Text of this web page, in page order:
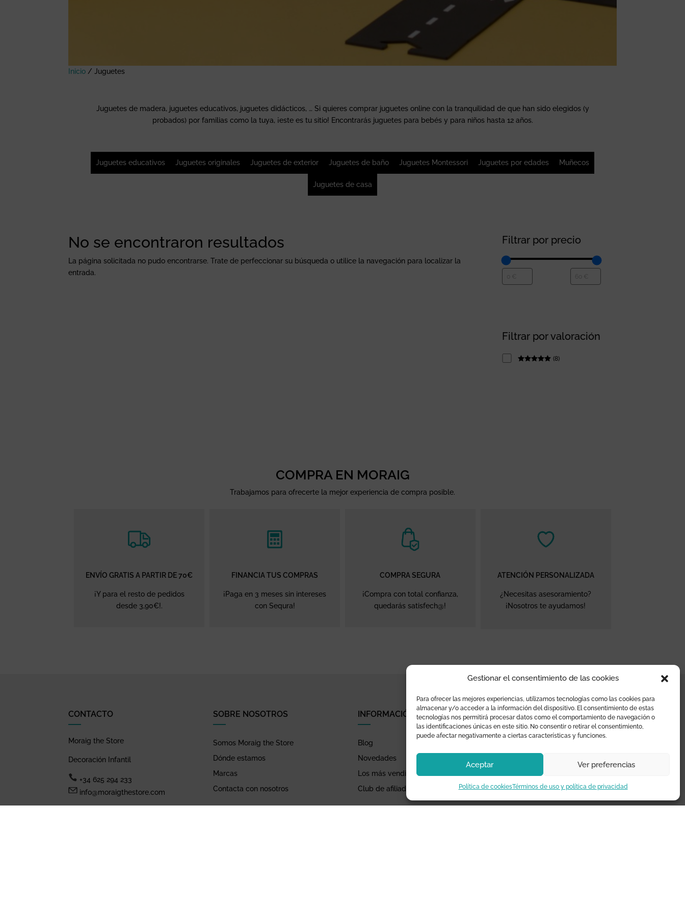
Gestionar el consentimiento de las cookies
Para ofrecer las mejores experiencias, utilizamos tecnologías como las cookies para
almacenar y/o acceder a la información del dispositivo. El consentimiento de estas
tecnologías nos permitirá procesar datos como el comportamiento de navegación o
las identificaciones únicas en este sitio. No consentir o retirar el consentimiento,
puede afectar negativamente a ciertas características y funciones.
Aceptar Ver preferencias
Política de cookiesTérminos de uso y política de privacidad
Inicio /Juguetes
Juguetes de madera, juguetes educativos, juguetes didácticos, … Si quieres comprar juguetes online con la tranquilidad de que han sido elegidos (y
probados) por familias como la tuya, ¡este es tu sitio! Encontrarás juguetes para bebés y para niños hasta 12 años.
Juguetes educativos Juguetes originales Juguetes de exterior Juguetes de baño Juguetes Montessori Juguetes por edades Muñecos
Juguetes de casa
No se encontraron resultados
La página solicitada no pudo encontrarse. Trate de perfeccionar su búsqueda o utilice la navegación para localizar la
entrada.
Filtrar por precio
Filtrar por valoración
(8)
COMPRA EN MORAIG
Trabajamos para ofrecerte la mejor experiencia de compra posible.
ENVÍO GRATIS A PARTIR DE 70€
¡Y para el resto de pedidos
desde 3,90€!.
FINANCIA TUS COMPRAS
¡Paga en 3 meses sin intereses
con Sequra!
COMPRA SEGURA
¡Compra con total confianza,
quedarás satisfech@!
ATENCIÓN PERSONALIZADA
¿Necesitas asesoramiento?
¡Nosotros te ayudamos!
CONTACTO
Moraig the Store
Decoración Infantil
+34 625 294 233
info@moraigthestore.com
SOBRE NOSOTROS
Somos Moraig the Store
Dónde estamos
Marcas
Contacta con nosotros
INFORMACIÓN
Blog
Novedades
Los más vendidos
Club de afiliados
¿TE AYUDAMOS?
Seguimiento de envíos
Pago seguro
Términos de uso y política de